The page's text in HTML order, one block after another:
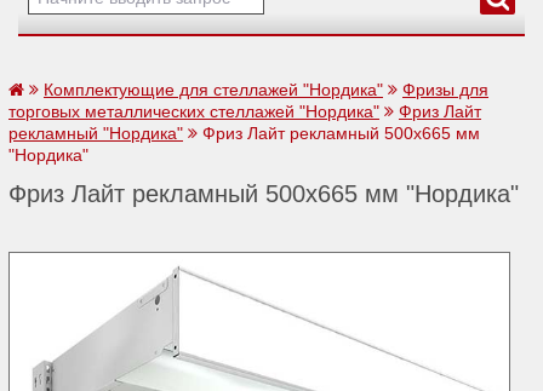
Комплектующие для стеллажей "Нордика"
Фризы для
торговых металлических стеллажей "Нордика"
Фриз Лайт
рекламный "Нордика"
Фриз Лайт рекламный 500х665 мм
"Нордика"
Фриз Лайт рекламный 500х665 мм "Нордика"